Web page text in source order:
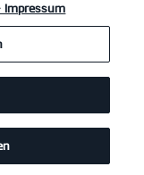
Impressum